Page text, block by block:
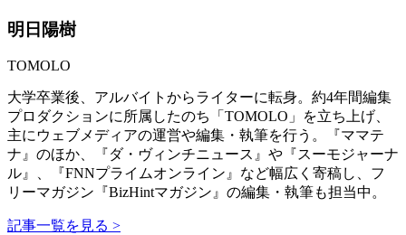
明日陽樹
TOMOLO
大学卒業後、アルバイトからライターに転身。約4年間編集
プロダクションに所属したのち「TOMOLO」を立ち上げ、
主にウェブメディアの運営や編集・執筆を行う。『ママテ
ナ』のほか、『ダ・ヴィンチニュース』や『スーモジャーナ
ル』、『FNNプライムオンライン』など幅広く寄稿し、フ
リーマガジン『BizHintマガジン』の編集・執筆も担当中。
記事一覧を見る >